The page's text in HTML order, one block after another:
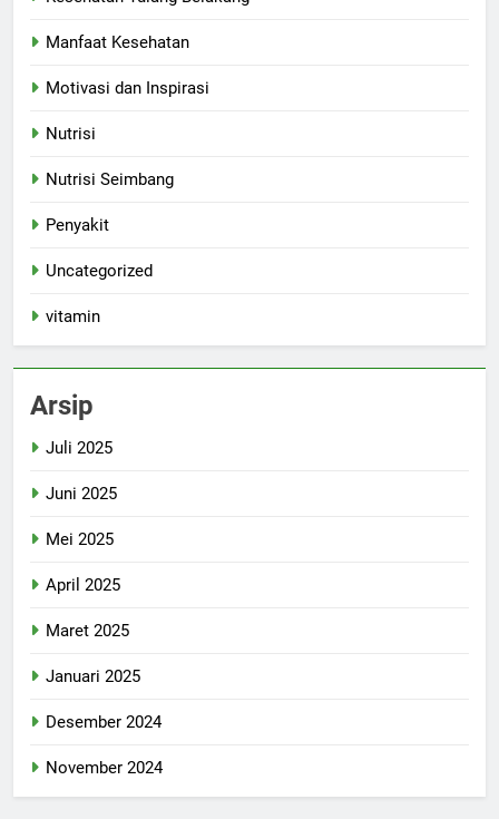
Manfaat Kesehatan
Motivasi dan Inspirasi
Nutrisi
Nutrisi Seimbang
Penyakit
Uncategorized
vitamin
Arsip
Juli 2025
Juni 2025
Mei 2025
April 2025
Maret 2025
Januari 2025
Desember 2024
November 2024